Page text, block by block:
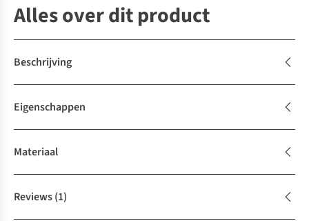
Alles over dit product
Beschrijving
Eigenschappen
Materiaal
Reviews(1)